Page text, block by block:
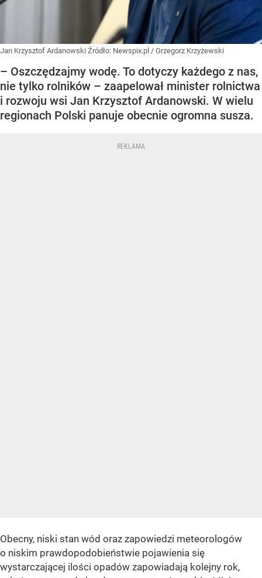
Jan Krzysztof Ardanowski Źródło: Newspix.pl / Grzegorz Krzyżewski
– Oszczędzajmy wodę. To dotyczy każdego z nas,
nie tylko rolników – zaapelował minister rolnictwa
i rozwoju wsi Jan Krzysztof Ardanowski. W wielu
regionach Polski panuje obecnie ogromna susza.
Obecny, niski stan wód oraz zapowiedzi meteorologów
o niskim prawdopodobieństwie pojawienia się
wystarczającej ilości opadów zapowiadają kolejny rok,